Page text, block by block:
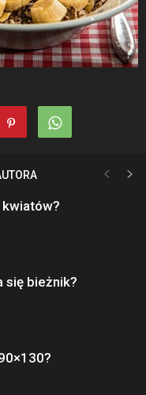
kwiatów?
się bieżnik?